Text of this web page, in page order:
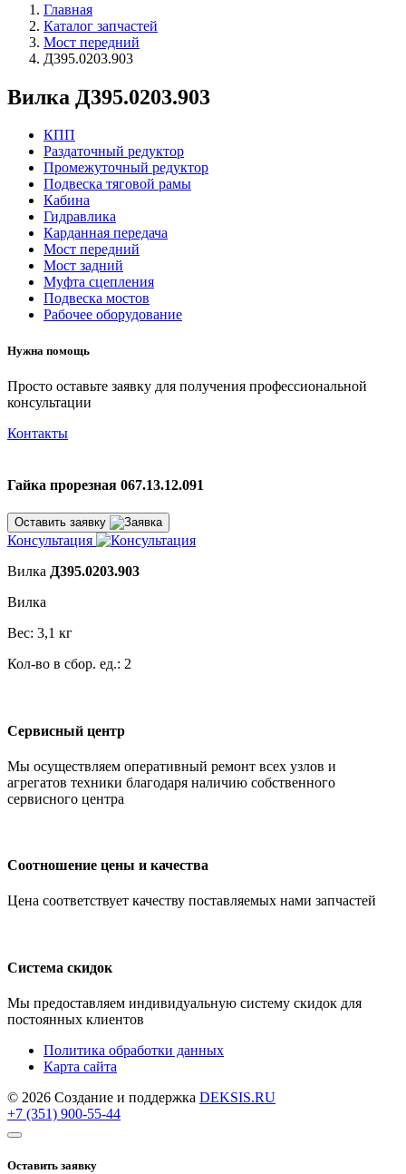
Главная
Каталог запчастей
Мост передний
Д395.0203.903
Вилка Д395.0203.903
КПП
Раздаточный редуктор
Промежуточный редуктор
Подвеска тяговой рамы
Кабина
Гидравлика
Карданная передача
Мост передний
Мост задний
Муфта сцепления
Подвеска мостов
Рабочее оборудование
Нужна помощь
Просто оставьте заявку для получения профессиональной
консультации
Контакты
Гайка прорезная 067.13.12.091
Оставить заявку
Консультация
Вилка Д395.0203.903
Вилка
Вес: 3,1 кг
Кол-во в сбор. ед.: 2
Сервисный центр
Мы осуществляем оперативный ремонт всех узлов и
агрегатов техники благодаря наличию собственного
сервисного центра
Соотношение цены и качества
Цена соответствует качеству поставляемых нами запчастей
Система скидок
Мы предоставляем индивидуальную систему скидок для
постоянных клиентов
Политика обработки данных
Карта сайта
© 2026 Создание и поддержка DEKSIS.RU
+7 (351) 900-55-44
Оставить заявку